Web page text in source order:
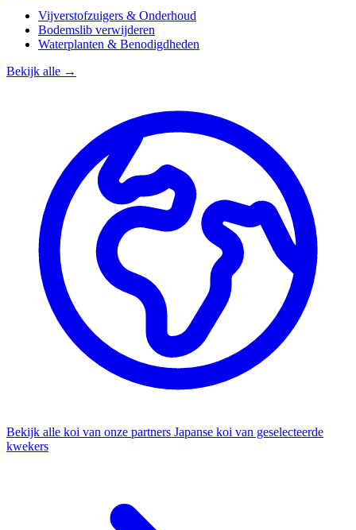
Vijverstofzuigers & Onderhoud
Bodemslib verwijderen
Waterplanten & Benodigdheden
Bekijk alle →
Bekijk alle koi van onze partners Japanse koi van geselecteerde
kwekers